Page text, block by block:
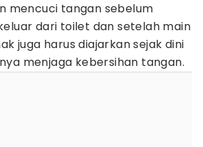
mencuci tangan sebelum
dari toilet dan setelah main
juga harus diajarkan sejak dini
menjaga kebersihan tangan.